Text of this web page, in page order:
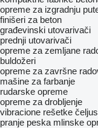
opreme za izgradnju
finišeri za beton
građevinski utovarivači
prednji utovarivači
opreme za zemljane
buldožeri
opreme za završne
mašine za farbanje
rudarske opreme
opreme za drobljenje
vibracione rešetke
pranje peska mlinske